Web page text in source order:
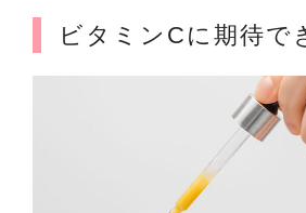
ビタミンCに期待で